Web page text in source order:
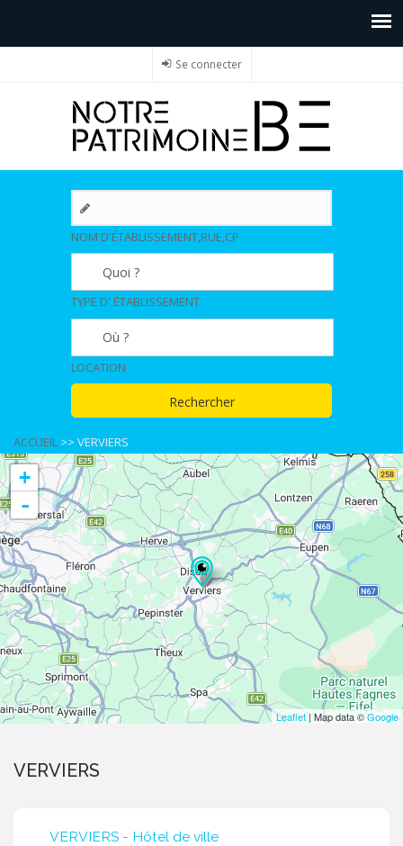
Se connecter
NOM D'ÉTABLISSEMENT,RUE,CP
TYPE D' ÉTABLISSEMENT
LOCATION
Rechercher
ACCUEIL >> VERVIERS
+
-
Leaflet | Map data ©Google
VERVIERS
VERVIERS - Hôtel de ville